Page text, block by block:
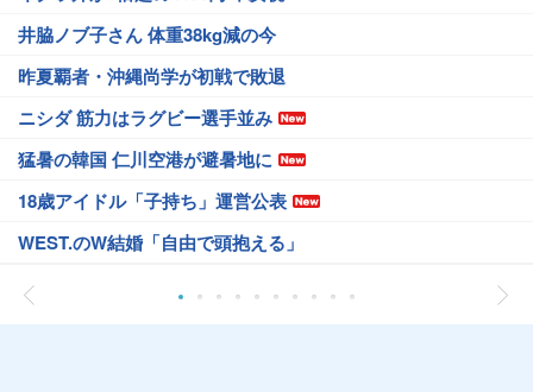
井脇ノブ子さん 体重38kg減の今
昨夏覇者・沖縄尚学が初戦で敗退
ニシダ 筋力はラグビー選手並み
猛暑の韓国 仁川空港が避暑地に
18歳アイドル「子持ち」運営公表
WEST.のW結婚「自由で頭抱える」